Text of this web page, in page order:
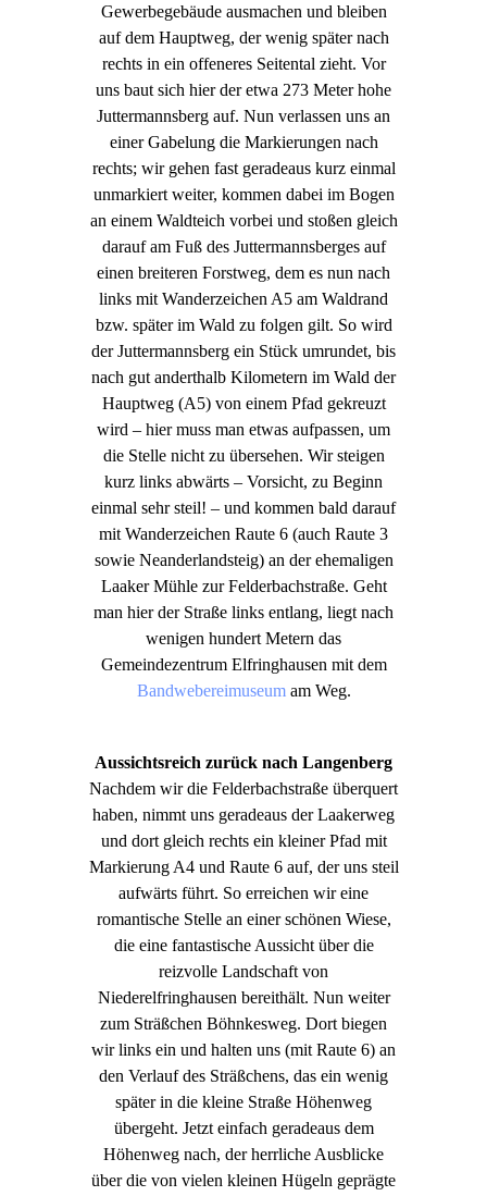
Gewerbegebäude ausmachen und bleiben
auf dem Hauptweg, der wenig später nach
rechts in ein offeneres Seitental zieht. Vor
uns baut sich hier der etwa 273 Meter hohe
Juttermannsberg auf. Nun verlassen uns an
einer Gabelung die Markierungen nach
rechts; wir gehen fast geradeaus kurz einmal
unmarkiert weiter, kommen dabei im Bogen
an einem Waldteich vorbei und stoßen gleich
darauf am Fuß des Juttermannsberges auf
einen breiteren Forstweg, dem es nun nach
links mit Wanderzeichen A5 am Waldrand
bzw. später im Wald zu folgen gilt. So wird
der Juttermannsberg ein Stück umrundet, bis
nach gut anderthalb Kilometern im Wald der
Hauptweg (A5) von einem Pfad gekreuzt
wird – hier muss man etwas aufpassen, um
die Stelle nicht zu übersehen. Wir steigen
kurz links abwärts – Vorsicht, zu Beginn
einmal sehr steil! – und kommen bald darauf
mit Wanderzeichen Raute 6 (auch Raute 3
sowie Neanderlandsteig) an der ehemaligen
Laaker Mühle zur Felderbachstraße. Geht
man hier der Straße links entlang, liegt nach
wenigen hundert Metern das
Gemeindezentrum Elfringhausen mit dem
Bandwebereimuseumam Weg.
Aussichtsreich zurück nach Langenberg
Nachdem wir die Felderbachstraße überquert
haben, nimmt uns geradeaus der Laakerweg
und dort gleich rechts ein kleiner Pfad mit
Markierung A4 und Raute 6 auf, der uns steil
aufwärts führt. So erreichen wir eine
romantische Stelle an einer schönen Wiese,
die eine fantastische Aussicht über die
reizvolle Landschaft von
Niederelfringhausen bereithält. Nun weiter
zum Sträßchen Böhnkesweg. Dort biegen
wir links ein und halten uns (mit Raute 6) an
den Verlauf des Sträßchens, das ein wenig
später in die kleine Straße Höhenweg
übergeht. Jetzt einfach geradeaus dem
Höhenweg nach, der herrliche Ausblicke
über die von vielen kleinen Hügeln geprägte